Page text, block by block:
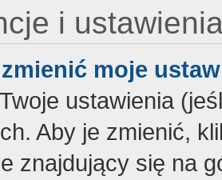
i
moje
ustawienia
Aby je zmienić,
znajdujący się na